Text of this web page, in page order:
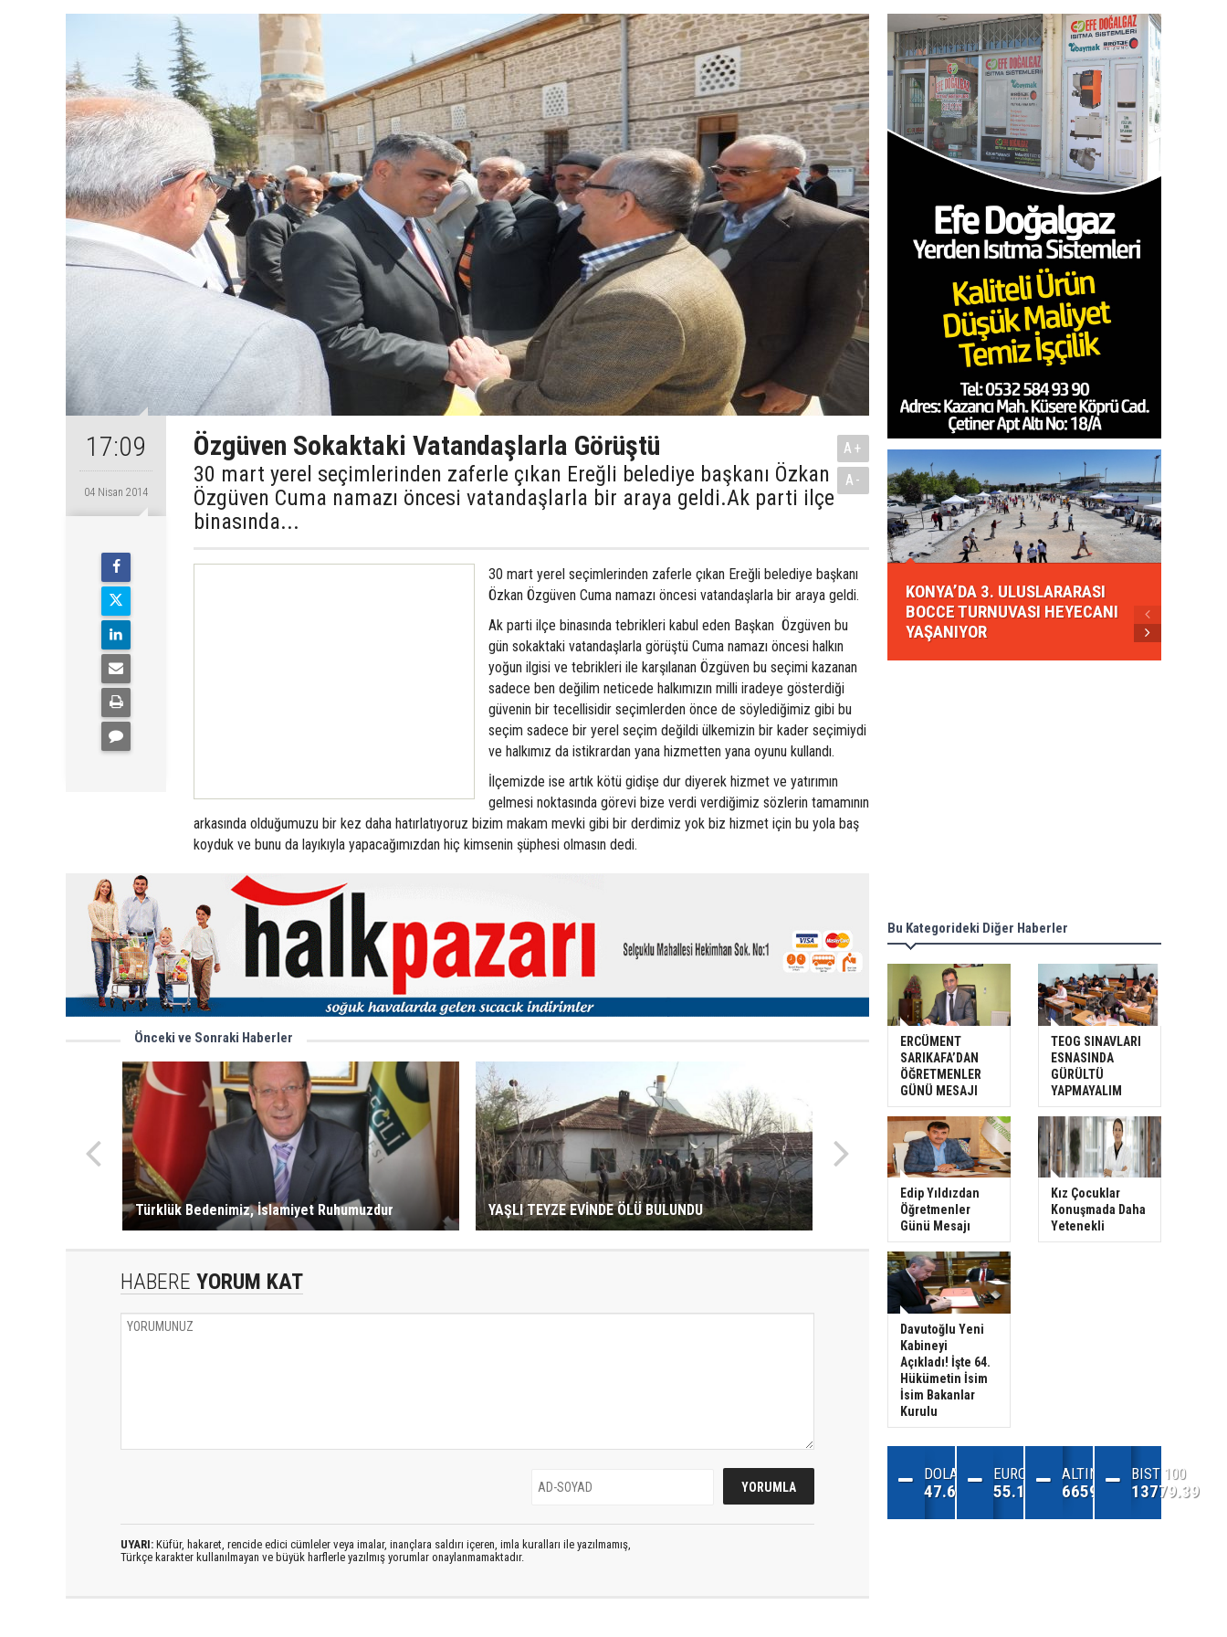
17:09
04 Nisan 2014
Özgüven Sokaktaki Vatandaşlarla Görüştü
30 mart yerel seçimlerinden zaferle çıkan Ereğli belediye başkanı Özkan
Özgüven Cuma namazı öncesi vatandaşlarla bir araya geldi.Ak parti ilçe
binasında...
A+
A-
30 mart yerel seçimlerinden zaferle çıkan Ereğli belediye başkanı
Özkan Özgüven Cuma namazı öncesi vatandaşlarla bir araya geldi.
Ak parti ilçe binasında tebrikleri kabul eden Başkan Özgüven bu
gün sokaktaki vatandaşlarla görüştü Cuma namazı öncesi halkın
yoğun ilgisi ve tebrikleri ile karşılanan Özgüven bu seçimi kazanan
sadece ben değilim neticede halkımızın milli iradeye gösterdiği
güvenin bir tecellisidir seçimlerden önce de söylediğimiz gibi bu
seçim sadece bir yerel seçim değildi ülkemizin bir kader seçimiydi
ve halkımız da istikrardan yana hizmetten yana oyunu kullandı.
İlçemizde ise artık kötü gidişe dur diyerek hizmet ve yatırımın
gelmesi noktasında görevi bize verdi verdiğimiz sözlerin tamamının
arkasında olduğumuzu bir kez daha hatırlatıyoruz bizim makam mevki gibi bir derdimiz yok biz hizmet için bu yola baş
koyduk ve bunu da layıkıyla yapacağımızdan hiç kimsenin şüphesi olmasın dedi.
Önceki ve Sonraki Haberler
Türklük Bedenimiz, İslamiyet Ruhumuzdur YAŞLI TEYZE EVİNDE ÖLÜ BULUNDU
HABERE YORUM KAT
UYARI: Küfür, hakaret, rencide edici cümleler veya imalar, inançlara saldırı içeren, imla kuralları ile yazılmamış,
Türkçe karakter kullanılmayan ve büyük harflerle yazılmış yorumlar onaylanmamaktadır.
KONYA’DA 3. ULUSLARARASI
BOCCE TURNUVASI HEYECANI
YAŞANIYOR
Bu Kategorideki Diğer Haberler
ERCÜMENT
SARIKAFA’DAN
ÖĞRETMENLER
GÜNÜ MESAJI
TEOG SINAVLARI
ESNASINDA
GÜRÜLTÜ
YAPMAYALIM
Edip Yıldızdan
Öğretmenler
Günü Mesajı
Kız Çocuklar
Konuşmada Daha
Yetenekli
Davutoğlu Yeni
Kabineyi
Açıkladı! İşte 64.
Hükümetin İsim
İsim Bakanlar
Kurulu
DOLAR
47.68
EURO
55.13
ALTIN
6659.71
BIST 100
13779.39